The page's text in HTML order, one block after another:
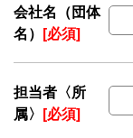
会社名（団体
名） [必須]
担当者〈所
属〉 [必須]